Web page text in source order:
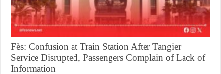
Fès: Confusion at Train Station After Tangier
Service Disrupted, Passengers Complain of Lack of
Information